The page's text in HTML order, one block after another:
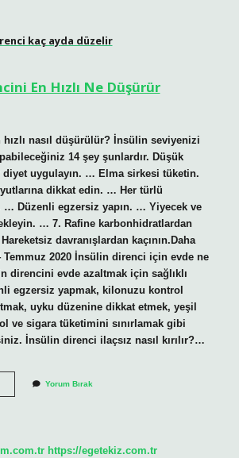
kaç ayda düzelir
En Hızlı Ne Düşürür
nasıl düşürülür? İnsülin seviyenizi
14 şey şunlardır. Düşük
diyet uygulayın. … Elma sirkesi tüketin.
dikkat edin. … Her türlü
… Düzenli egzersiz yapın. … Yiyecek ve
… 7. Rafine karbonhidratlardan
davranışlardan kaçının.Daha
Temmuz 2020 İnsülin direnci için evde ne
direncini evde azaltmak için sağlıklı
egzersiz yapmak, kilonuzu kontrol
uyku düzenine dikkat etmek, yeşil
ve sigara tüketimini sınırlamak gibi
İnsülin direnci ilaçsız nasıl kırılır?…
Yorum Bırak
https://egetekiz.com.tr